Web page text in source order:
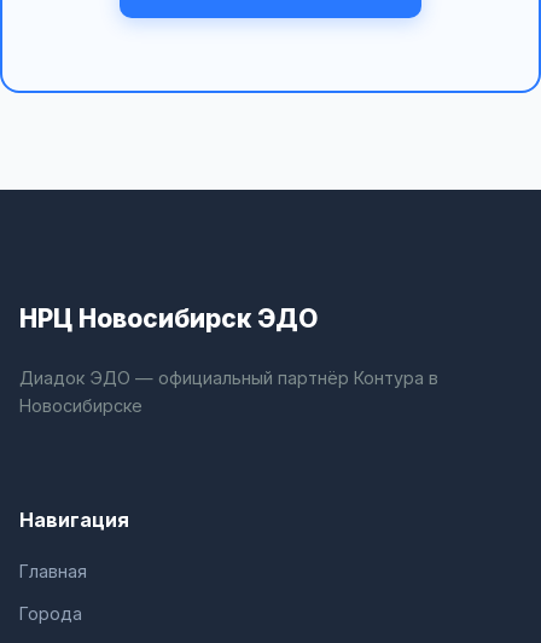
НРЦ Новосибирск ЭДО
Диадок ЭДО — официальный партнёр Контура в
Новосибирске
Навигация
Главная
Города